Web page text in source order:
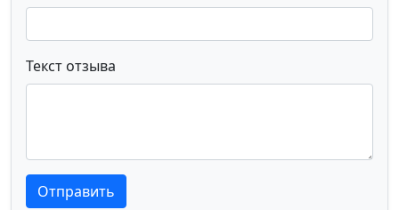
Текст отзыва
Текст отзыва
Текст отзыва
Отправить